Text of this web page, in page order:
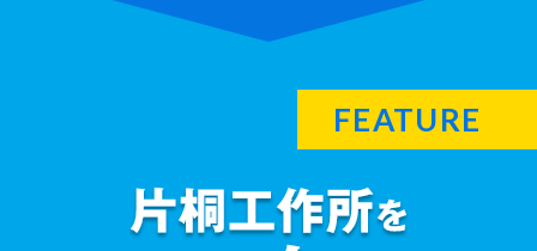
FEATURE